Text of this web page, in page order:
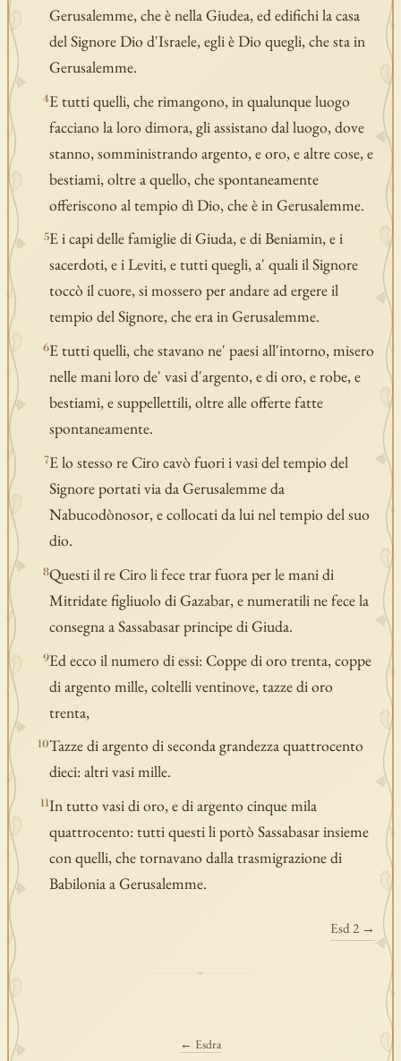
Gerusalemme, che è nella Giudea, ed edifichi la casa
del Signore Dio d'Israele, egli è Dio quegli, che sta in
Gerusalemme.
4E tutti quelli, che rimangono, in qualunque luogo
facciano la loro dimora, gli assistano dal luogo, dove
stanno, somministrando argento, e oro, e altre cose, e
bestiami, oltre a quello, che spontaneamente
offeriscono al tempio dì Dio, che è in Gerusalemme.
5E i capi delle famiglie di Giuda, e di Beniamin, e i
sacerdoti, e i Leviti, e tutti quegli, a' quali il Signore
toccò il cuore, si mossero per andare ad ergere il
tempio del Signore, che era in Gerusalemme.
6E tutti quelli, che stavano ne' paesi all'intorno, misero
nelle mani loro de' vasi d'argento, e di oro, e robe, e
bestiami, e suppellettili, oltre alle offerte fatte
spontaneamente.
7E lo stesso re Ciro cavò fuori i vasi del tempio del
Signore portati via da Gerusalemme da
Nabucodònosor, e collocati da lui nel tempio del suo
dio.
8Questi il re Ciro li fece trar fuora per le mani di
Mitridate figliuolo di Gazabar, e numeratili ne fece la
consegna a Sassabasar principe di Giuda.
9Ed ecco il numero di essi: Coppe di oro trenta, coppe
di argento mille, coltelli ventinove, tazze di oro
trenta,
10Tazze di argento di seconda grandezza quattrocento
dieci: altri vasi mille.
11In tutto vasi di oro, e di argento cinque mila
quattrocento: tutti questi li portò Sassabasar insieme
con quelli, che tornavano dalla trasmigrazione di
Babilonia a Gerusalemme.
Esd 2 →
← Esdra